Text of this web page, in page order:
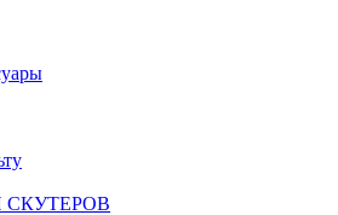
СКУТЕРОВ